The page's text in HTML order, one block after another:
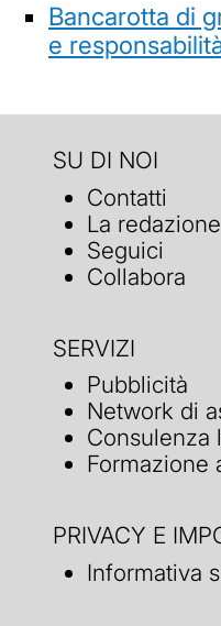
Bancarotta di
e
SU DI NOI
Contatti
La redazione
Seguici
Collabora
SERVIZI
Pubblicità
Network di
Consulenza
Formazione
PRIVACY E
Informativa